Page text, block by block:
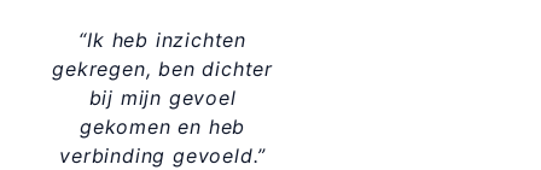
“Ik heb inzichten
gekregen, ben dichter
bij mijn gevoel
gekomen en heb
verbinding gevoeld.”